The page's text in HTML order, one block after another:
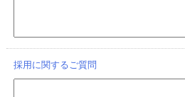
採用に関するご質問